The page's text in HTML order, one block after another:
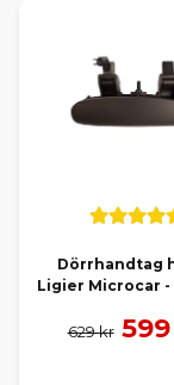
Dörrhandtag
Ligier Microcar -
629 kr